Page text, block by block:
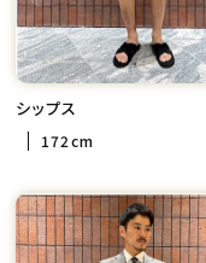
シップス
172cm